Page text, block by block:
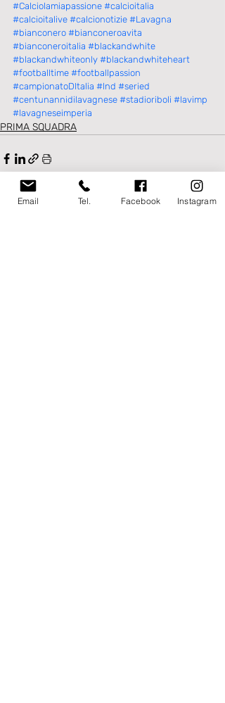
#Calciolamiapassione #calcioitalia
#calcioitalive #calcionotizie #Lavagna
#bianconero #bianconeroavita
#bianconeroitalia #blackandwhite
#blackandwhiteonly #blackandwhiteheart
#footballtime #footballpassion
#campionatoDItalia #lnd #seried
#centunannidilavagnese #stadioriboli #lavimp
#lavagneseimperia
PRIMA SQUADRA
Email Tel. Facebook Instagram